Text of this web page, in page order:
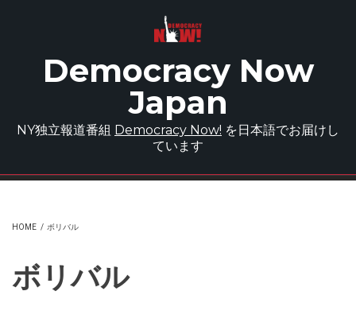
Democracy Now
Japan
NY独立報道番組 Democracy Now! を日本語でお届けし
ています
HOME / ボリバル
ボリバル